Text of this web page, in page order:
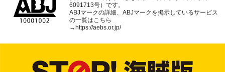
6091713号）です。
ABJマークの詳細、ABJマークを掲示しているサービス
の一覧はこちら
→ https://aebs.or.jp/